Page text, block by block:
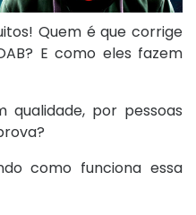
Quem é que corrige
E como eles fazem
qualidade, por pessoas
como funciona essa